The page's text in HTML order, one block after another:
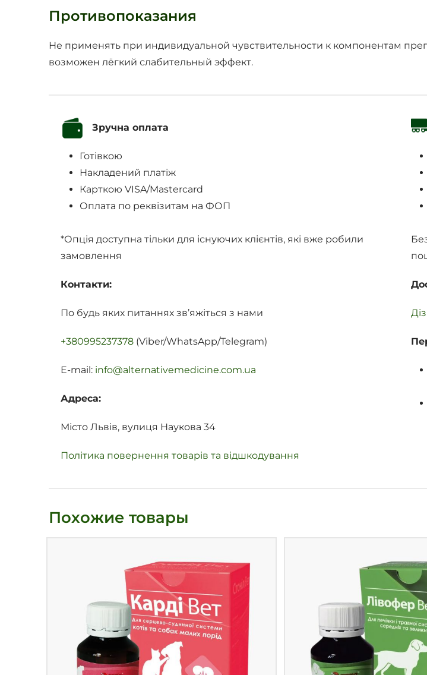
Противопоказания
Не применять при индивидуальной чувствительности к компонентам
возможен лёгкий слабительный эффект.
Зручна оплата
Готівкою
Накладений платіж
Карткою VISA/Mastercard
Оплата по реквізитам на ФОП
*Опція доступна тільки для існуючих клієнтів, які вже робили
замовлення
Контакти:
По будь яких питаннях зв’яжіться з нами
+380995237378 (Viber/WhatsApp/Telegram)
E-mail: info@alternativemedicine.com.ua
Адреса:
Місто Львів, вулиця Наукова 34
Політика повернення товарів та відшкодування
Похожие товары